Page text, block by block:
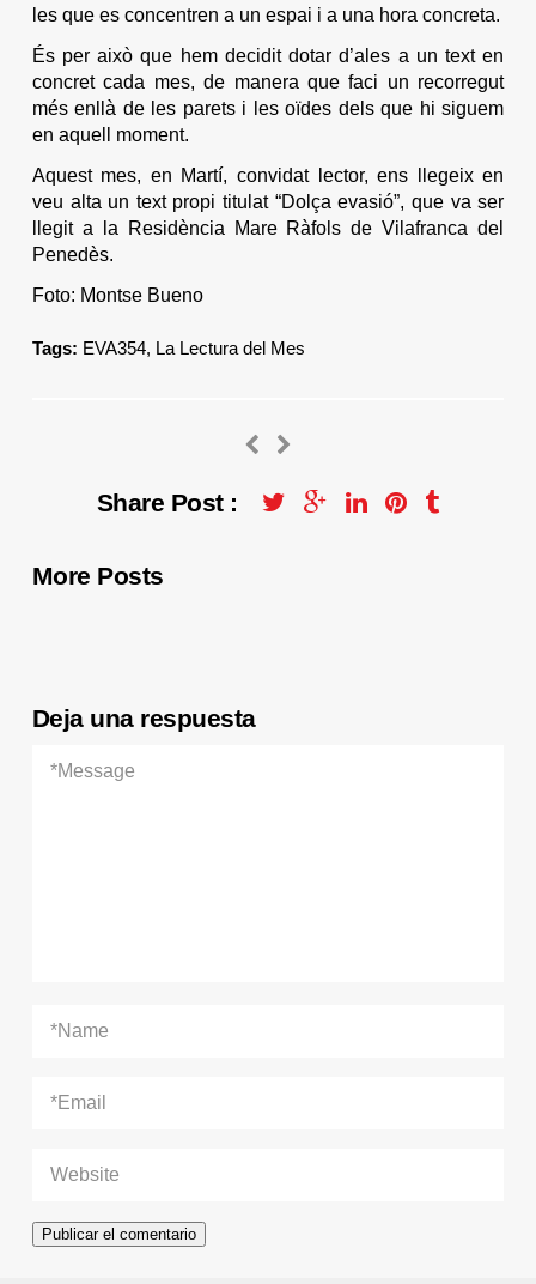
les que es concentren a un espai i a una hora concreta.
És per això que hem decidit dotar d’ales a un text en
concret cada mes, de manera que faci un recorregut
més enllà de les parets i les oïdes dels que hi siguem
en aquell moment.
Aquest mes, en Martí, convidat lector, ens llegeix en
veu alta un text propi titulat “Dolça evasió”, que va ser
llegit a la Residència Mare Ràfols de Vilafranca del
Penedès.
Foto: Montse Bueno
Tags: EVA354, La Lectura del Mes
Share Post :
More Posts
Deja una respuesta